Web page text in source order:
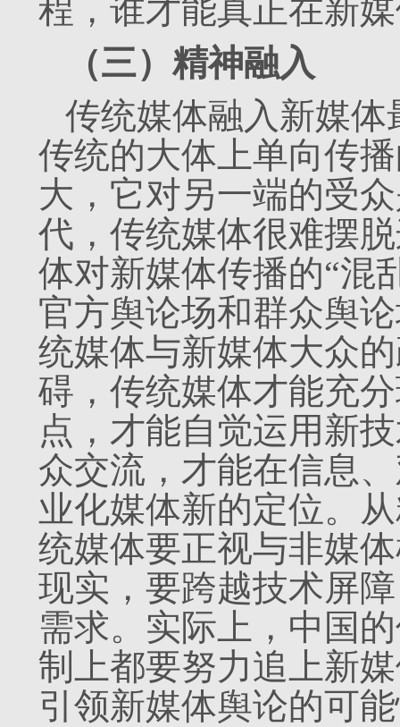
程，谁才能真正在新
（三）精神融入
传统媒体融入新媒
传统的大体上单向传
大，它对另一端的受
代，传统媒体很难摆
体对新媒体传播的“混
官方舆论场和群众舆
统媒体与新媒体大众
碍，传统媒体才能充
点，才能自觉运用新
众交流，才能在信息
业化媒体新的定位。
统媒体要正视与非媒
现实，要跨越技术屏
需求。实际上，中国
制上都要努力追上新
引领新媒体舆论的可